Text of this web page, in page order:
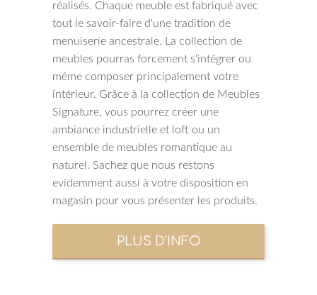
réalisés. Chaque meuble est fabriqué avec
tout le savoir-faire d'une tradition de
menuiserie ancestrale. La collection de
meubles pourras forcement s'intégrer ou
même composer principalement votre
intérieur. Grâce à la collection de Meubles
Signature, vous pourrez créer une
ambiance industrielle et loft ou un
ensemble de meubles romantique au
naturel. Sachez que nous restons
evidemment aussi à votre disposition en
magasin pour vous présenter les produits.